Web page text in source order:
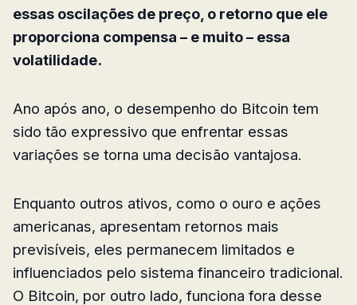
essas oscilações de preço, o retorno que ele
proporciona compensa – e muito – essa
volatilidade.
Ano após ano, o desempenho do Bitcoin tem
sido tão expressivo que enfrentar essas
variações se torna uma decisão vantajosa.
Enquanto outros ativos, como o ouro e ações
americanas, apresentam retornos mais
previsíveis, eles permanecem limitados e
influenciados pelo sistema financeiro tradicional.
O Bitcoin, por outro lado, funciona fora desse